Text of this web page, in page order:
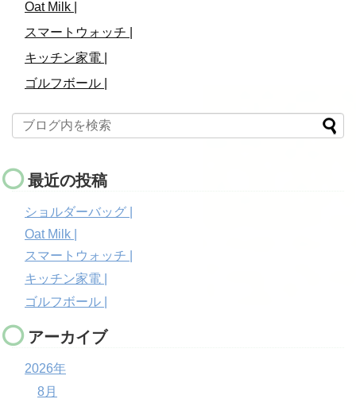
Oat Milk |
スマートウォッチ |
キッチン家電 |
ゴルフボール |
最近の投稿
ショルダーバッグ |
Oat Milk |
スマートウォッチ |
キッチン家電 |
ゴルフボール |
アーカイブ
2026年
8月